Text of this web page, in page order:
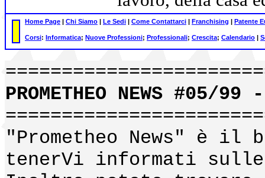
Home Page | Chi Siamo | Le Sedi | Come Contattarci | Franchising | Patente
Corsi: Informatica; Nuove Professioni; Professionali; Crescita; Calendario |
PROMETHEO NEWS #05/
"Prometheo News" è
tenerVi informati